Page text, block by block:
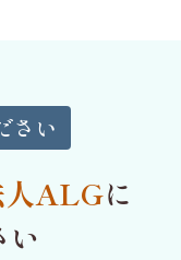
さい
人ALGに
い